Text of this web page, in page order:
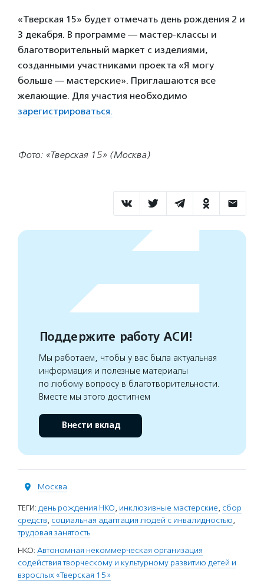
«Тверская 15» будет отмечать день рождения 2 и
3 декабря. В программе — мастер-классы и
благотворительный маркет с изделиями,
созданными участниками проекта «Я могу
больше — мастерские». Приглашаются все
желающие. Для участия необходимо
зарегистрироваться.
Фото: «Тверская 15» (Москва)
Поддержите работу АСИ!
Мы работаем, чтобы у вас была актуальная
информация и полезные материалы
по любому вопросу в благотворительности.
Вместе мы этого достигнем
Внести вклад
Москва
ТЕГИ: день рождения НКО, инклюзивные мастерские, сбор
средств, социальная адаптация людей с инвалидностью,
трудовая занятость
НКО: Автономная некоммерческая организация
содействия творческому и культурному развитию детей и
взрослых «Тверская 15»